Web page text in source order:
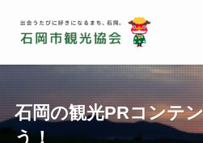
石岡の観光PRコンテ
う！